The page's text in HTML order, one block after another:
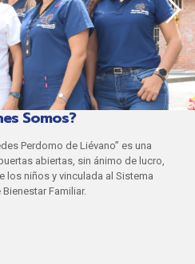
Somos?
Perdomo de Liévano” es una
abiertas, sin ánimo de lucro,
los niños y vinculada al Sistema
Familiar.